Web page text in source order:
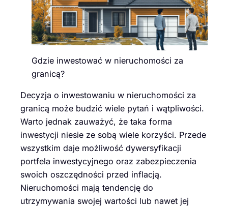
Gdzie inwestować w nieruchomości za
granicą?
Decyzja o inwestowaniu w nieruchomości za
granicą może budzić wiele pytań i wątpliwości.
Warto jednak zauważyć, że taka forma
inwestycji niesie ze sobą wiele korzyści. Przede
wszystkim daje możliwość dywersyfikacji
portfela inwestycyjnego oraz zabezpieczenia
swoich oszczędności przed inflacją.
Nieruchomości mają tendencję do
utrzymywania swojej wartości lub nawet jej